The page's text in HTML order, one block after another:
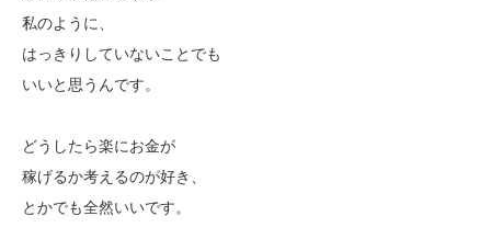
私のように、
はっきりしていないことでも
いいと思うんです。
どうしたら楽にお金が
稼げるか考えるのが好き、
とかでも全然いいです。